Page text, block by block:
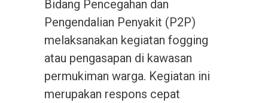
Bidang Pencegahan dan
Pengendalian Penyakit (P2P)
melaksanakan kegiatan fogging
atau pengasapan di kawasan
permukiman warga. Kegiatan ini
merupakan respons cepat